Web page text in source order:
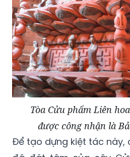
Tòa Cửu phẩm Liên
được công nhận là
Để tạo dựng kiệt tác này,